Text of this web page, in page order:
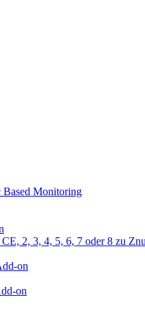
Monitoring
2, 3, 4, 5, 6, 7 oder 8 zu
on
on